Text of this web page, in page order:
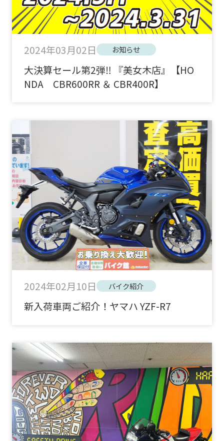
2024年03月02日 お知らせ
大決算セール第2弾‼ 『美女木店』【HO
NDA CBR600RR ＆ CBR400R】
2024年02月10日 バイク紹介
新入荷車両ご紹介！ヤマハ YZF-R7